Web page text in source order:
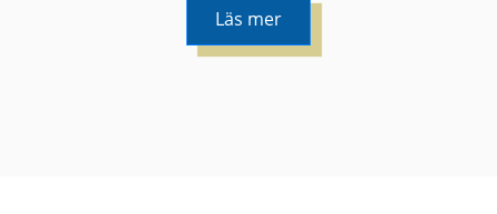
Läs mer